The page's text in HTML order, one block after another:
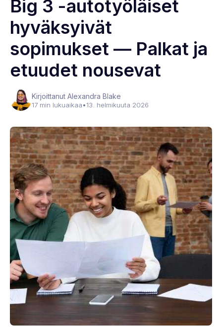
Big 3 -autotyöläiset
hyväksyivät
sopimukset — Palkat ja
etuudet nousevat
Kirjoittanut Alexandra Blake
17 min lukuaikaa•13. helmikuuta 2026